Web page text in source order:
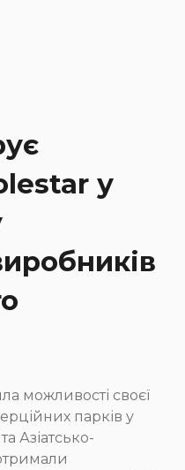
у
можливості своєї
парків у
Азіатсько-